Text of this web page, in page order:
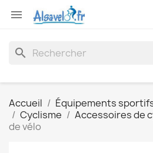

search
Accueil Équipements
Cyclisme
Accessoires de
de vélo